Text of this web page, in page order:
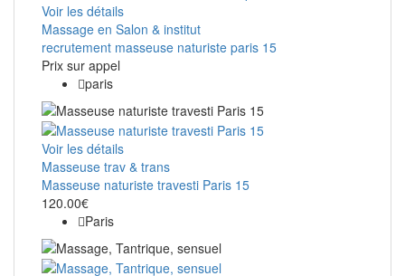
Voir les détails
Massage en Salon & institut
recrutement masseuse naturiste paris 15
Prix ​​sur appel
paris
Voir les détails
Masseuse trav & trans
Masseuse naturiste travesti Paris 15
120.00€
Paris